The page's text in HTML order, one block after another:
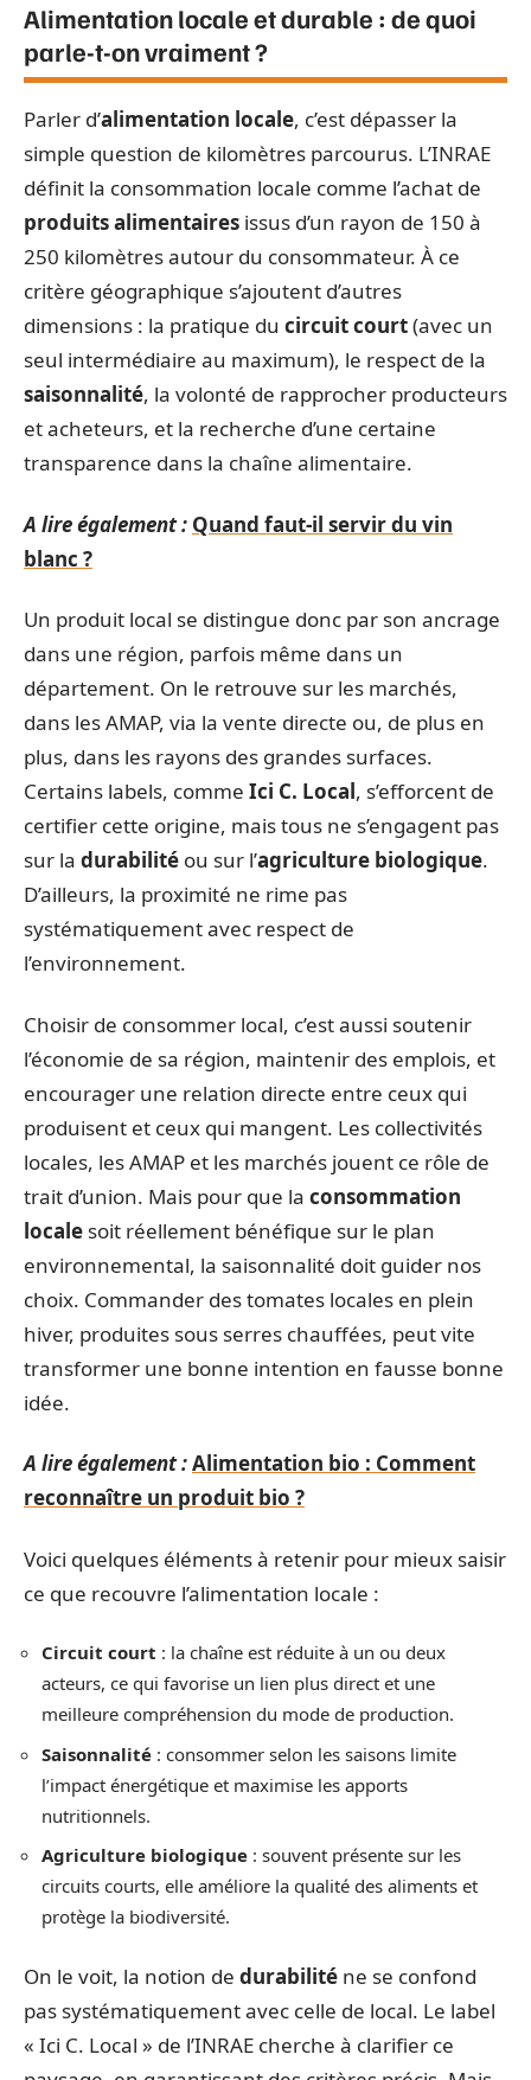
Alimentation locale et durable : de quoi
parle-t-on vraiment ?
Parler d’alimentation locale, c’est dépasser la
simple question de kilomètres parcourus. L’INRAE
définit la consommation locale comme l’achat de
produits alimentaires issus d’un rayon de 150 à
250 kilomètres autour du consommateur. À ce
critère géographique s’ajoutent d’autres
dimensions : la pratique du circuit court(avec un
seul intermédiaire au maximum), le respect de la
saisonnalité, la volonté de rapprocher producteurs
et acheteurs, et la recherche d’une certaine
transparence dans la chaîne alimentaire.
A lire également : Quand faut-il servir du vin
blanc ?
Un produit local se distingue donc par son ancrage
dans une région, parfois même dans un
département. On le retrouve sur les marchés,
dans les AMAP, via la vente directe ou, de plus en
plus, dans les rayons des grandes surfaces.
Certains labels, comme Ici C. Local, s’efforcent de
certifier cette origine, mais tous ne s’engagent pas
sur la durabilité ou sur l’agriculture biologique.
D’ailleurs, la proximité ne rime pas
systématiquement avec respect de
l’environnement.
Choisir de consommer local, c’est aussi soutenir
l’économie de sa région, maintenir des emplois, et
encourager une relation directe entre ceux qui
produisent et ceux qui mangent. Les collectivités
locales, les AMAP et les marchés jouent ce rôle de
trait d’union. Mais pour que la consommation
locale soit réellement bénéfique sur le plan
environnemental, la saisonnalité doit guider nos
choix. Commander des tomates locales en plein
hiver, produites sous serres chauffées, peut vite
transformer une bonne intention en fausse bonne
idée.
A lire également :Alimentation bio : Comment
reconnaître un produit bio ?
Voici quelques éléments à retenir pour mieux saisir
ce que recouvre l’alimentation locale :
Circuit court : la chaîne est réduite à un ou deux
acteurs, ce qui favorise un lien plus direct et une
meilleure compréhension du mode de production.
Saisonnalité : consommer selon les saisons limite
l’impact énergétique et maximise les apports
nutritionnels.
Agriculture biologique : souvent présente sur les
circuits courts, elle améliore la qualité des aliments et
protège la biodiversité.
On le voit, la notion de durabilité ne se confond
pas systématiquement avec celle de local. Le label
« Ici C. Local » de l’INRAE cherche à clarifier ce